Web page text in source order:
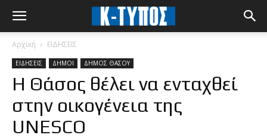
Αρχική ΕΙΔΗΣΕΙΣ
ΕΙΔΗΣΕΙΣ ΔΗΜΟΙ ΔΗΜΟΣ ΘΑΣΟΥ
Η Θάσος θέλει να ενταχθεί
στην οικογένεια της
UNESCO